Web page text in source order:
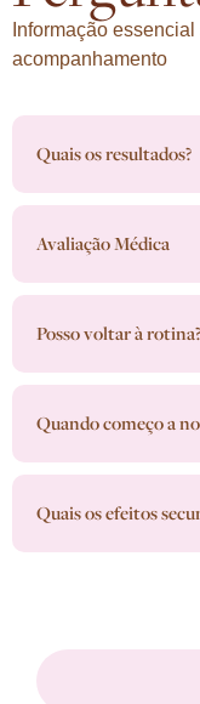
Informação
acompanhamento
Quais os resultados?
Avaliação Médica
Posso voltar à rotina?
Quando começo a
Quais os efeitos